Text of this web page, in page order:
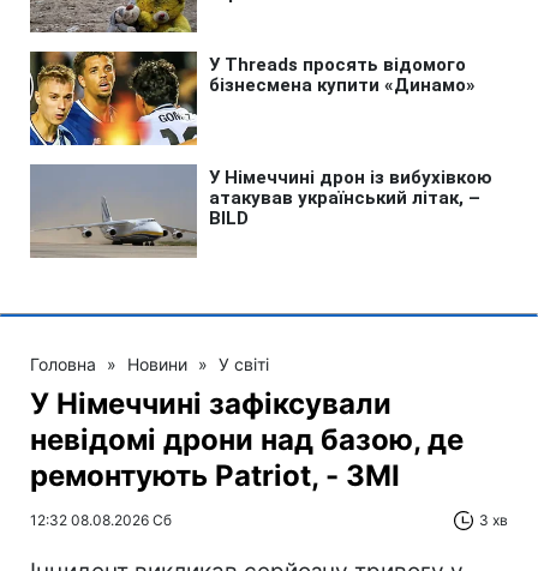
Головна » Новини » У світі
У Німеччині зафіксували
невідомі дрони над базою, де
ремонтують Patriot, - ЗМІ
12:32 08.08.2026 Сб 3 хв